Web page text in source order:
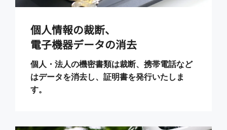
個人情報の裁断、
電子機器データの消去
個人・法人の機密書類は裁断、携帯電話など
はデータを消去し、証明書を発行いたしま
す。